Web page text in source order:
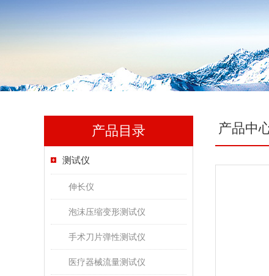
产品目录
测试仪
伸长仪
泡沫压缩变形测试仪
手术刀片弹性测试仪
医疗器械流量测试仪
产品中